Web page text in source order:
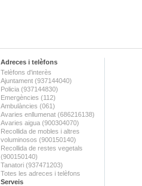
Adreces i telèfons
Telèfons d'interès
Ajuntament (937144040)
Policia (937144830)
Emergències (112)
Ambulàncies (061)
Avaries enllumenat (686216138)
Avaries aigua (900304070)
Recollida de mobles i altres
voluminosos (900150140)
Recollida de restes vegetals
(900150140)
Tanatori (937471203)
Totes les adreces i telèfons
Serveis